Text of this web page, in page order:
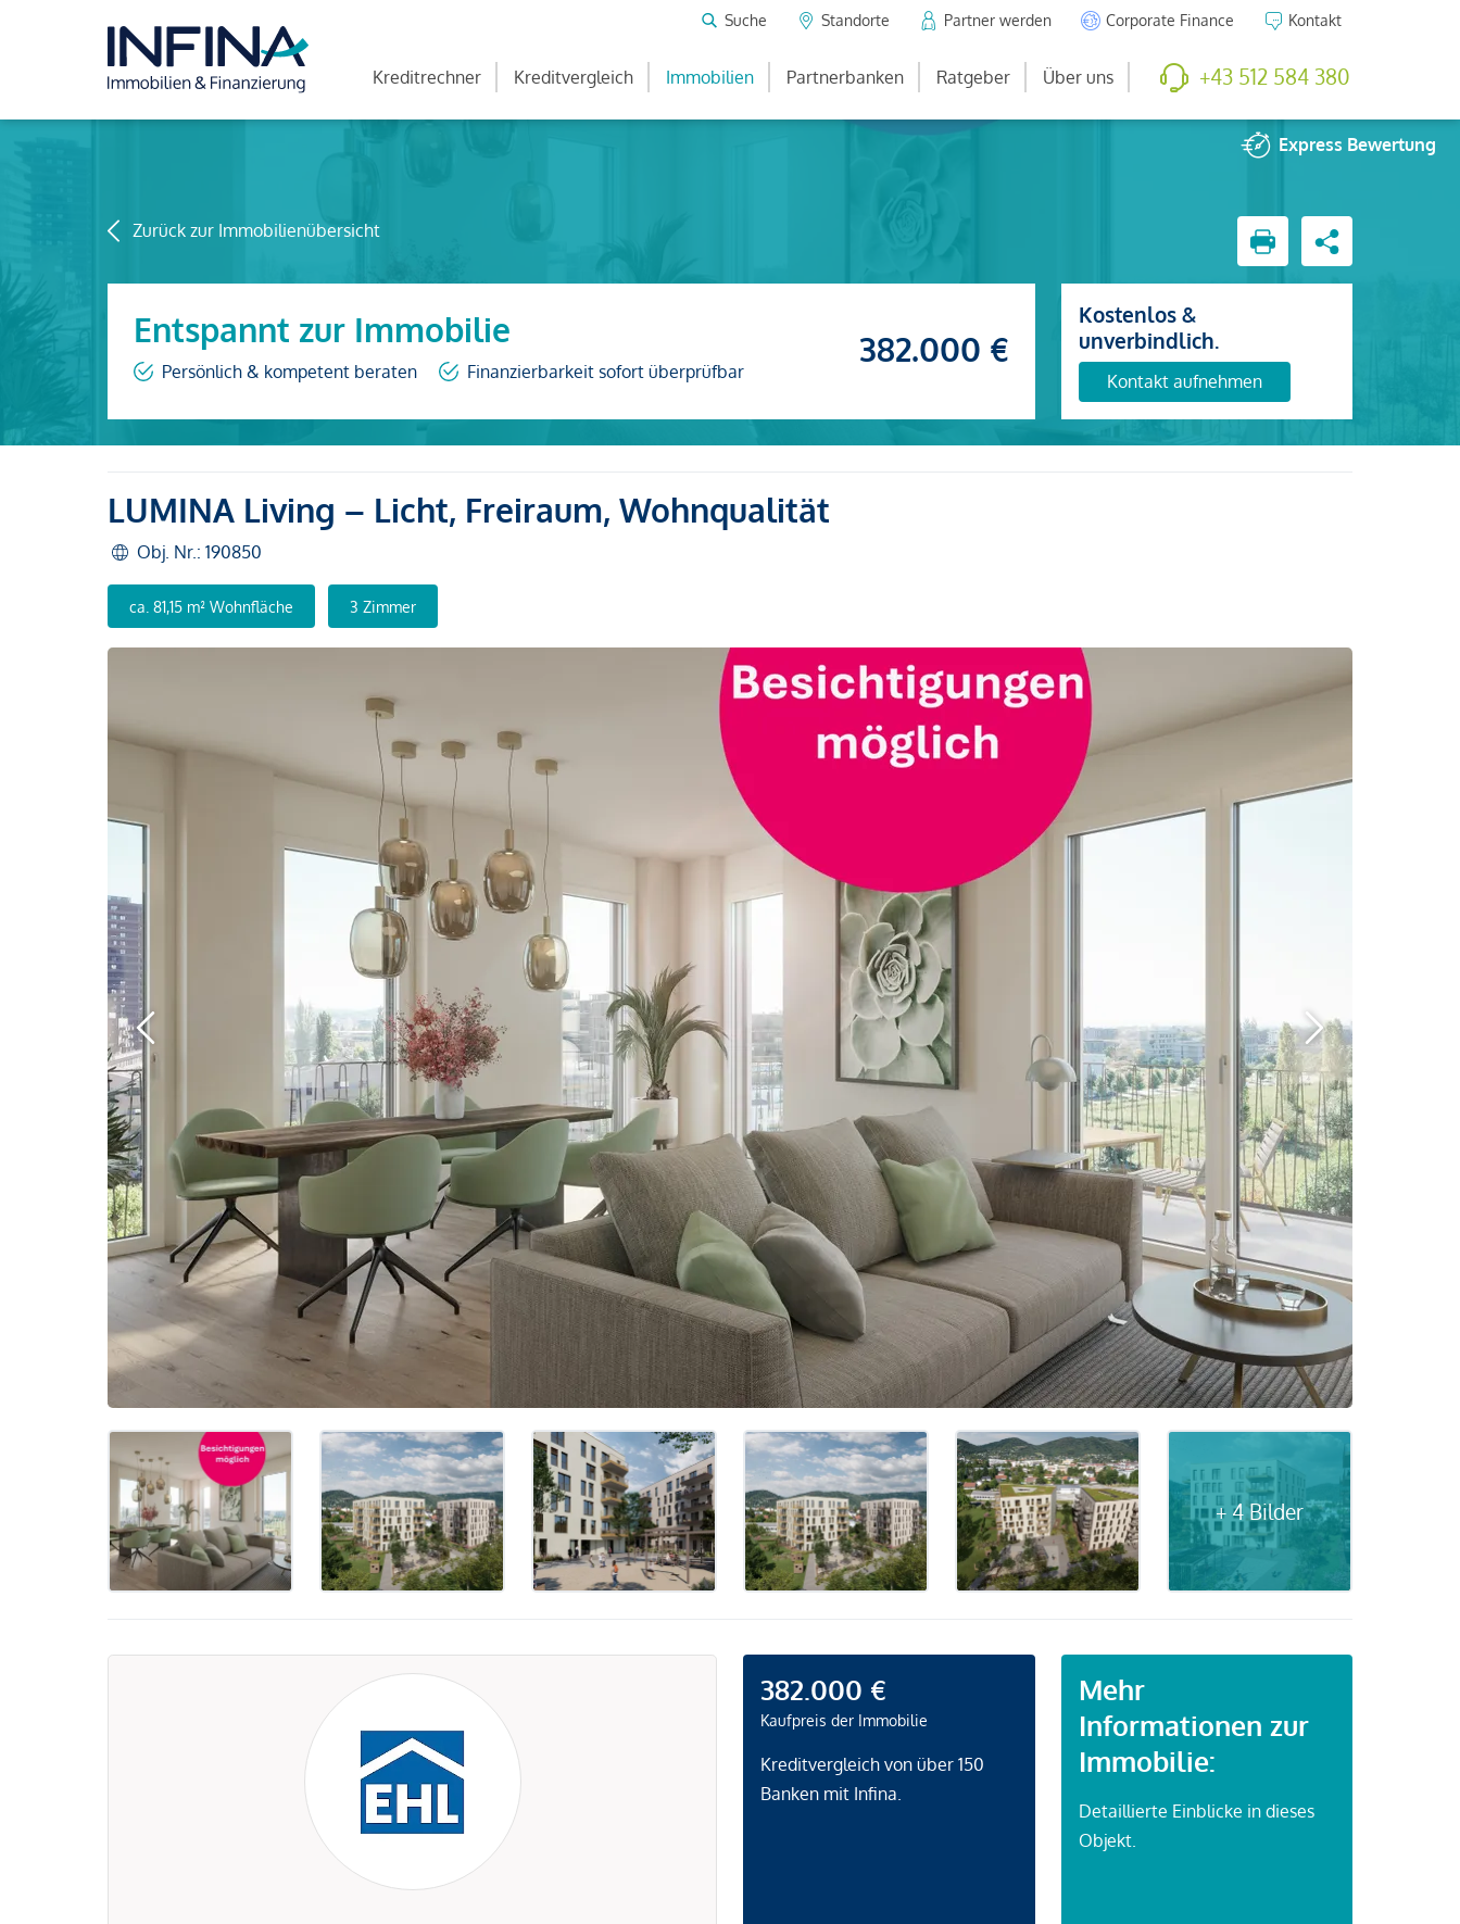
Suche Standorte Partner werden Corporate Finance Kontakt
Kreditrechner Kreditvergleich Immobilien Partnerbanken Ratgeber Über uns +43 512 584 380
Express Bewertung
Zurück zur Immobilienübersicht
Entspannt zur Immobilie
Persönlich & kompetent beraten Finanzierbarkeit sofort überprüfbar
382.000 €
Kostenlos &
unverbindlich.
Kontakt aufnehmen
+ 4 Bilder
LUMINA Living – Licht, Freiraum, Wohnqualität
Obj. Nr.: 190850
ca. 81,15 m² Wohnfläche 3 Zimmer
382.000 €
Kaufpreis der Immobilie
Kreditvergleich von über 150
Banken mit Infina.
Mehr
Informationen zur
Immobilie:
Detaillierte Einblicke in dieses
Objekt.